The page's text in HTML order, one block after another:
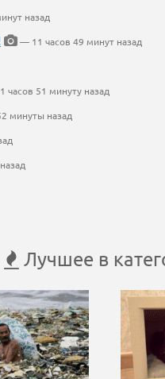
назад
— 11 часов 49 минут назад
часов 51 минуту назад
минуты назад
Лучшее в